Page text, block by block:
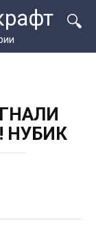
НУБИК